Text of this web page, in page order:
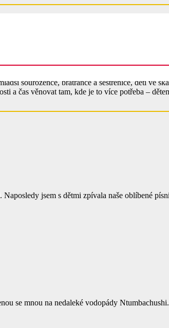
sourozence, bratrance a sestřenice, děti ve
a čas věnovat tam, kde je to více potřeba –
jsem s dětmi zpívala naše oblíbené
se mnou na nedaleké vodopády